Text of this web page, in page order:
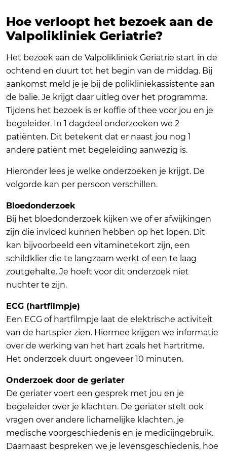
Hoe verloopt het bezoek aan de
Valpolikliniek Geriatrie?
Het bezoek aan de Valpolikliniek Geriatrie start in de
ochtend en duurt tot het begin van de middag. Bij
aankomst meld je je bij de polikliniekassistente aan
de balie. Je krijgt daar uitleg over het programma.
Tijdens het bezoek is er koffie of thee voor jou en je
begeleider. In 1 dagdeel onderzoeken we 2
patiënten. Dit betekent dat er naast jou nog 1
andere patiënt met begeleiding aanwezig is.
Hieronder lees je welke onderzoeken je krijgt. De
volgorde kan per persoon verschillen.
Bloedonderzoek
Bij het bloedonderzoek kijken we of er afwijkingen
zijn die invloed kunnen hebben op het lopen. Dit
kan bijvoorbeeld een vitaminetekort zijn, een
schildklier die te langzaam werkt of een te laag
zoutgehalte. Je hoeft voor dit onderzoek niet
nuchter te zijn.
ECG (hartfilmpje)
Een ECG of hartfilmpje laat de elektrische activiteit
van de hartspier zien. Hiermee krijgen we informatie
over de werking van het hart zoals het hartritme.
Het onderzoek duurt ongeveer 10 minuten.
Onderzoek door de geriater
De geriater voert een gesprek met jou en je
begeleider over je klachten. De geriater stelt ook
vragen over andere lichamelijke klachten, je
medische voorgeschiedenis en je medicijngebruik.
Daarnaast bespreken we je levensgeschiedenis, hoe